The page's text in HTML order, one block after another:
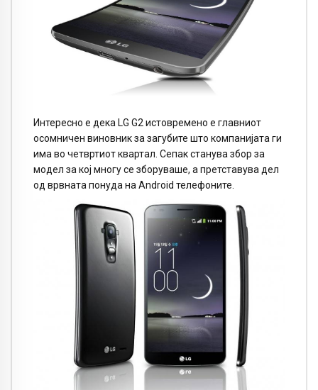
Интересно е дека LG G2 истовремено е главниот
осомничен виновник за загубите што компанијата ги
има во четвртиот квартал. Сепак станува збор за
модел за кој многу се зборуваше, а претставува дел
од врвната понуда на Android телефоните.